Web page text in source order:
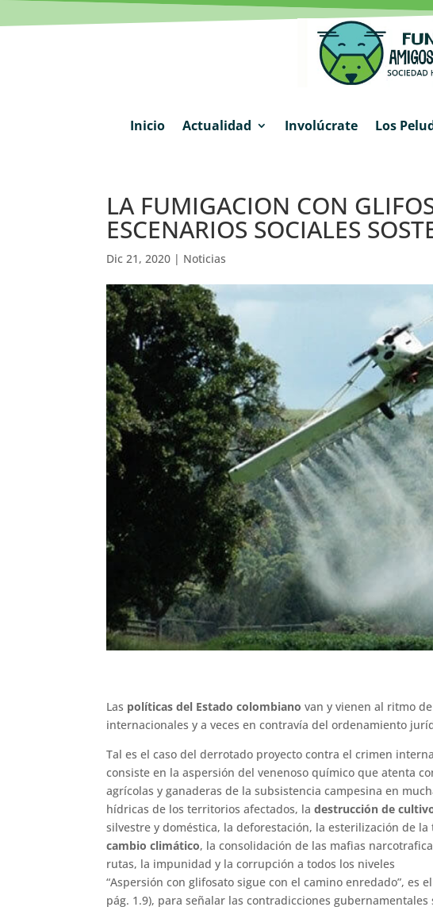
Inicio Actualidad Involúcrate Los
LA FUMIGACION CON
ESCENARIOS SOCIALES
Dic 21, 2020 | Noticias
Las políticas del Estado colombiano van y vienen al ritmo
internacionales y a veces en contravía del ordenamiento
Tal es el caso del derrotado proyecto contra el crimen
consiste en la aspersión del venenoso químico que atenta
agrícolas y ganaderas de la subsistencia campesina en
hídricas de los territorios afectados, la destrucción de
silvestre y doméstica, la deforestación, la esterilización de
cambio climático, la consolidación de las mafias
rutas, la impunidad y la corrupción a todos los niveles
“Aspersión con glifosato sigue con el camino enredado”,
pág. 1.9), para señalar las contradicciones